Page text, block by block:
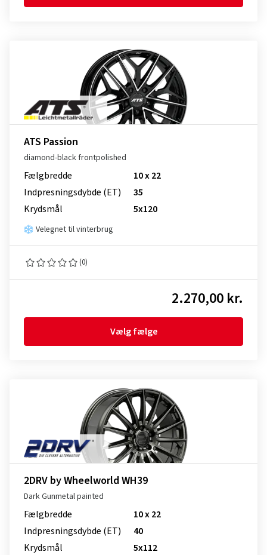
ATS Passion
diamond-black frontpolished
Fælgbredde
10 x 22
Indpresnings­dybde (ET)
35
Krydsmål
5x120
Velegnet til vinterbrug
(0)
2.270,00 kr.
Vælg fælge
2DRV by Wheelworld WH39
Dark Gunmetal painted
Fælgbredde
10 x 22
Indpresnings­dybde (ET)
40
Krydsmål
5x112